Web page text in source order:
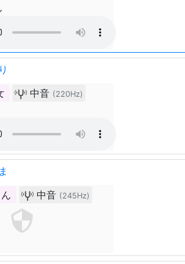
中音 (220Hz)
中音 (245Hz)